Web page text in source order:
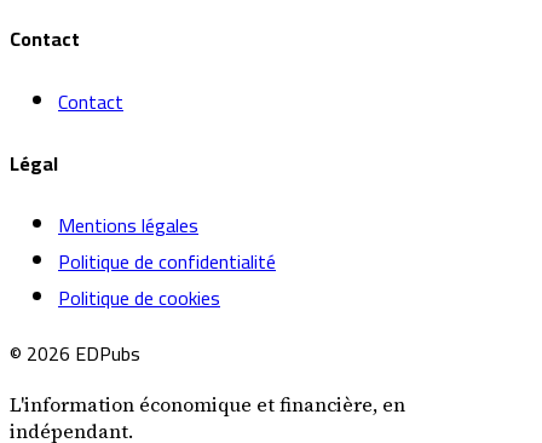
Contact
Contact
Légal
Mentions légales
Politique de confidentialité
Politique de cookies
© 2026 EDPubs
L'information économique et financière, en
indépendant.